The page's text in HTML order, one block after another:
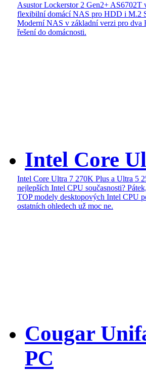
Asustor Lockerstor 2 Gen2+
flexibilní domácí NAS pro HDD i M.2
Moderní NAS v základní verzi pro
řešení do domácnosti.
Intel Core
Intel Core Ultra 7 270K Plus a Ultra 5
nejlepších Intel CPU současnosti?
TOP modely desktopových Intel CPU
ostatních ohledech už moc ne.
Cougar
PC